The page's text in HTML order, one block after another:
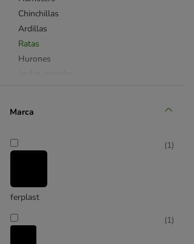
Chinchillas
Ardillas
Ratas
Hurones
Marca
ferplast
(1)
(1)